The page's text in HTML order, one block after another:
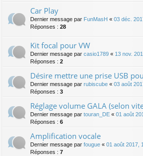
Car Play
Dernier message par FunMasH « 03 déc.
Réponses : 28
Kit focal pour VW
Dernier message par casio1789 « 13 nov.
Réponses : 2
Désire mettre une prise USB
Dernier message par rubiscube « 03 août
Réponses : 3
Réglage volume GALA (selon
Dernier message par touran_DE « 01 août
Réponses : 6
Amplification vocale
Dernier message par fougue « 01 août 2017,
Réponses : 7